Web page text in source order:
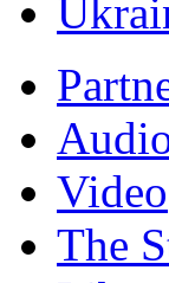
Video
The